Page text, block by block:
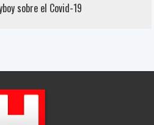
sobre el Covid-19